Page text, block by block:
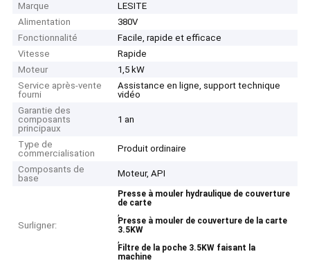
Marque
LESITE
Alimentation
380V
Fonctionnalité
Facile, rapide et efficace
Vitesse
Rapide
Moteur
1,5 kW
Service après-vente
fourni
Assistance en ligne, support technique
vidéo
Garantie des
composants
principaux
1 an
Type de
commercialisation
Produit ordinaire
Composants de
base
Moteur, API
Surligner:
Presse à mouler hydraulique de couverture
de carte
,
Presse à mouler de couverture de la carte
3.5KW
,
Filtre de la poche 3.5KW faisant la
machine